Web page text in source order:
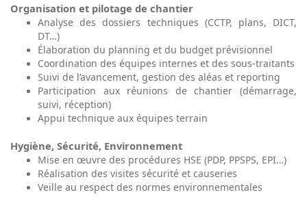
Organisation et pilotage de chantier
Analyse des dossiers techniques (CCTP, plans, DICT,
DT…)
Élaboration du planning et du budget prévisionnel
Coordination des équipes internes et des sous-traitants
Suivi de l’avancement, gestion des aléas et reporting
Participation aux réunions de chantier (démarrage,
suivi, réception)
Appui technique aux équipes terrain
Hygiène, Sécurité, Environnement
Mise en œuvre des procédures HSE (PDP, PPSPS, EPI…)
Réalisation des visites sécurité et causeries
Veille au respect des normes environnementales